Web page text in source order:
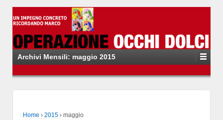
Archivi Mensili: maggio 2015
Home › 2015 › maggio